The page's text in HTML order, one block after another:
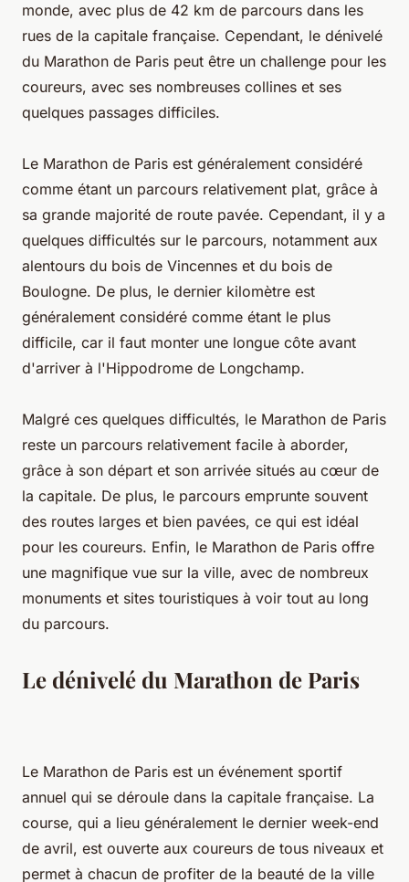
monde, avec plus de 42 km de parcours dans les
rues de la capitale française. Cependant, le dénivelé
du Marathon de Paris peut être un challenge pour les
coureurs, avec ses nombreuses collines et ses
quelques passages difficiles.
Le Marathon de Paris est généralement considéré
comme étant un parcours relativement plat, grâce à
sa grande majorité de route pavée. Cependant, il y a
quelques difficultés sur le parcours, notamment aux
alentours du bois de Vincennes et du bois de
Boulogne. De plus, le dernier kilomètre est
généralement considéré comme étant le plus
difficile, car il faut monter une longue côte avant
d'arriver à l'Hippodrome de Longchamp.
Malgré ces quelques difficultés, le Marathon de Paris
reste un parcours relativement facile à aborder,
grâce à son départ et son arrivée situés au cœur de
la capitale. De plus, le parcours emprunte souvent
des routes larges et bien pavées, ce qui est idéal
pour les coureurs. Enfin, le Marathon de Paris offre
une magnifique vue sur la ville, avec de nombreux
monuments et sites touristiques à voir tout au long
du parcours.
Le dénivelé du Marathon de Paris
Le Marathon de Paris est un événement sportif
annuel qui se déroule dans la capitale française. La
course, qui a lieu généralement le dernier week-end
de avril, est ouverte aux coureurs de tous niveaux et
permet à chacun de profiter de la beauté de la ville